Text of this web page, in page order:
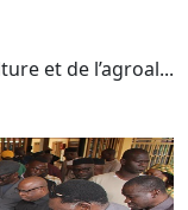
et de l’agroal...